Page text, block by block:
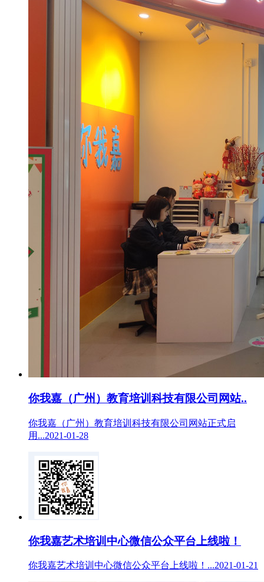
你我嘉（广州）教育培训科技有限公司网站..
你我嘉（广州）教育培训科技有限公司网站正式启
用...2021-01-28
你我嘉艺术培训中心微信公众平台上线啦！
你我嘉艺术培训中心微信公众平台上线啦！...2021-01-21